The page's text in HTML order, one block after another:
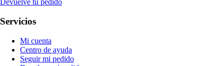
Devuelve tu pedido
Servicios
Mi cuenta
Centro de ayuda
Seguir mi pedido